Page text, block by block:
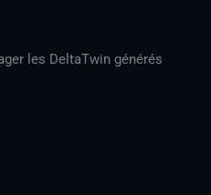
les DeltaTwin générés